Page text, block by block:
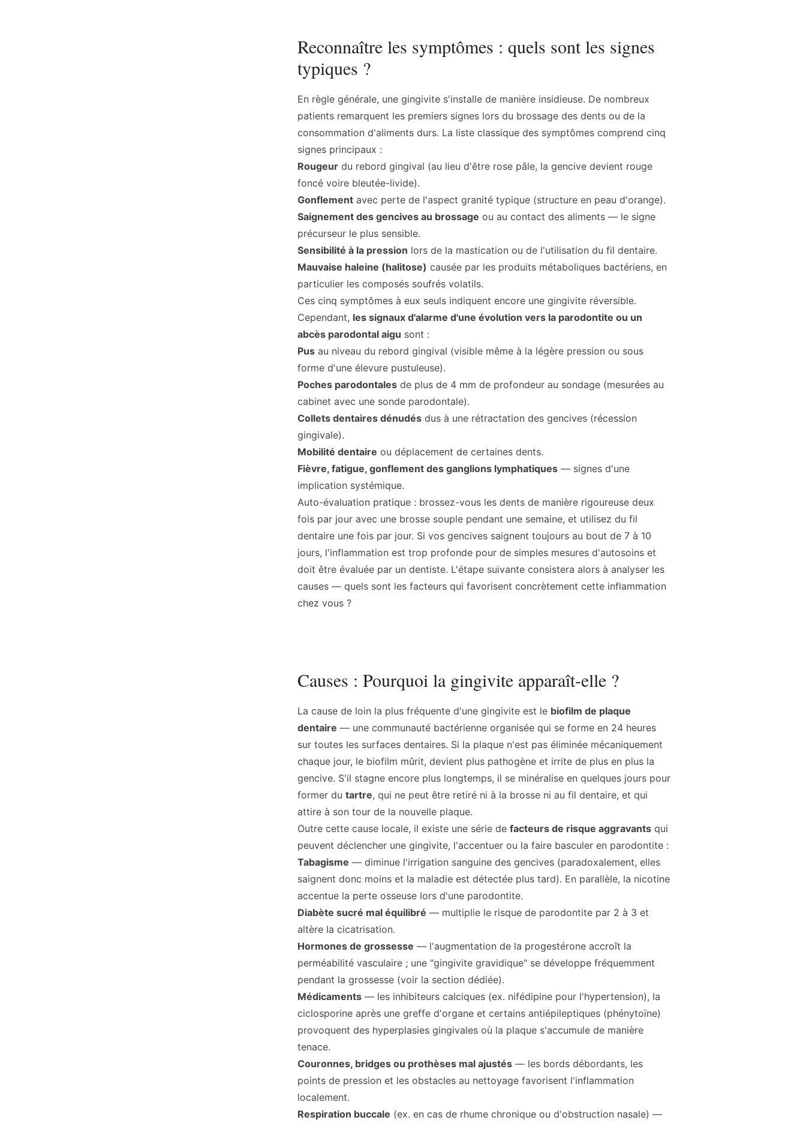
Reconnaître les symptômes : quels sont les signes
typiques ?
En règle générale, une gingivite s'installe de manière insidieuse. De nombreux
patients remarquent les premiers signes lors du brossage des dents ou de la
consommation d'aliments durs. La liste classique des symptômes comprend cinq
signes principaux :
Rougeur du rebord gingival (au lieu d'être rose pâle, la gencive devient rouge
foncé voire bleutée-livide).
Gonflement avec perte de l'aspect granité typique (structure en peau d'orange).
Saignement des gencives au brossage ou au contact des aliments — le signe
précurseur le plus sensible.
Sensibilité à la pression lors de la mastication ou de l'utilisation du fil dentaire.
Mauvaise haleine (halitose) causée par les produits métaboliques bactériens, en
particulier les composés soufrés volatils.
Ces cinq symptômes à eux seuls indiquent encore une gingivite réversible.
Cependant, les signaux d'alarme d'une évolution vers la parodontite ou un
abcès parodontal aigu sont :
Pus au niveau du rebord gingival (visible même à la légère pression ou sous
forme d'une élevure pustuleuse).
Poches parodontales de plus de 4 mm de profondeur au sondage (mesurées au
cabinet avec une sonde parodontale).
Collets dentaires dénudés dus à une rétractation des gencives (récession
gingivale).
Mobilité dentaire ou déplacement de certaines dents.
Fièvre, fatigue, gonflement des ganglions lymphatiques — signes d'une
implication systémique.
Auto-évaluation pratique : brossez-vous les dents de manière rigoureuse deux
fois par jour avec une brosse souple pendant une semaine, et utilisez du fil
dentaire une fois par jour. Si vos gencives saignent toujours au bout de 7 à 10
jours, l'inflammation est trop profonde pour de simples mesures d'autosoins et
doit être évaluée par un dentiste. L'étape suivante consistera alors à analyser les
causes — quels sont les facteurs qui favorisent concrètement cette inflammation
chez vous ?
Causes : Pourquoi la gingivite apparaît-elle ?
La cause de loin la plus fréquente d'une gingivite est le biofilm de plaque
dentaire — une communauté bactérienne organisée qui se forme en 24 heures
sur toutes les surfaces dentaires. Si la plaque n'est pas éliminée mécaniquement
chaque jour, le biofilm mûrit, devient plus pathogène et irrite de plus en plus la
gencive. S'il stagne encore plus longtemps, il se minéralise en quelques jours pour
former du tartre, qui ne peut être retiré ni à la brosse ni au fil dentaire, et qui
attire à son tour de la nouvelle plaque.
Outre cette cause locale, il existe une série de facteurs de risque aggravants qui
peuvent déclencher une gingivite, l'accentuer ou la faire basculer en parodontite :
Tabagisme — diminue l'irrigation sanguine des gencives (paradoxalement, elles
saignent donc moins et la maladie est détectée plus tard). En parallèle, la nicotine
accentue la perte osseuse lors d'une parodontite.
Diabète sucré mal équilibré — multiplie le risque de parodontite par 2 à 3 et
altère la cicatrisation.
Hormones de grossesse — l'augmentation de la progestérone accroît la
perméabilité vasculaire ; une "gingivite gravidique" se développe fréquemment
pendant la grossesse (voir la section dédiée).
Médicaments — les inhibiteurs calciques (ex. nifédipine pour l'hypertension), la
ciclosporine après une greffe d'organe et certains antiépileptiques (phénytoïne)
provoquent des hyperplasies gingivales où la plaque s'accumule de manière
tenace.
Couronnes, bridges ou prothèses mal ajustés — les bords débordants, les
points de pression et les obstacles au nettoyage favorisent l'inflammation
localement.
Respiration buccale (ex. en cas de rhume chronique ou d'obstruction nasale) —